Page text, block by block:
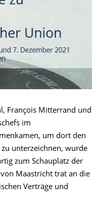
François Mitterrand und
im
um dort den
unterzeichnen, wurde
zum Schauplatz der
Maastricht trat an die
Verträge und